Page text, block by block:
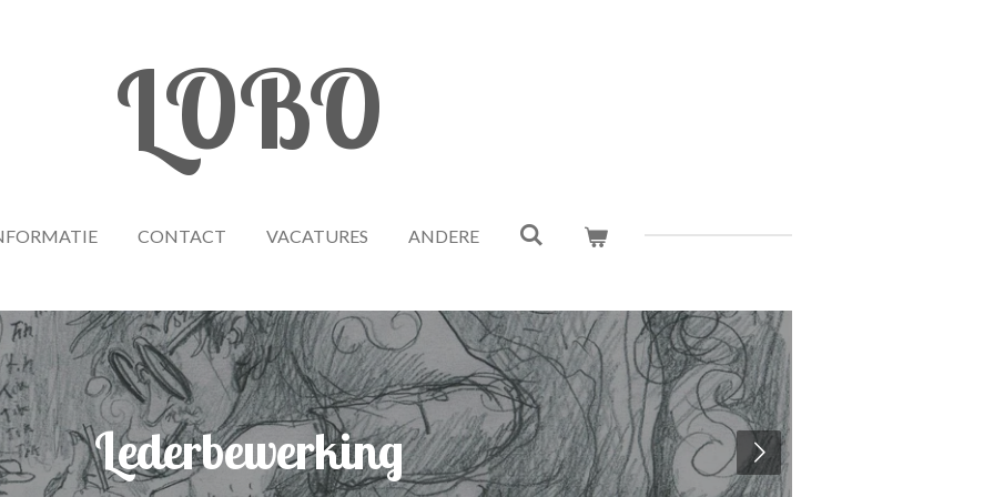
LOBO
CONTACT VACATURES ANDERE
Lederbewerking